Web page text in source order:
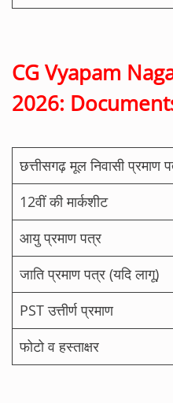
CG Vyapam
2026:
छत्तीसगढ़ मूल निवासी प्रमाण
12वीं की मार्कशीट
आयु प्रमाण पत्र
जाति प्रमाण पत्र (यदि लागू)
PST उत्तीर्ण प्रमाण
फोटो व हस्ताक्षर